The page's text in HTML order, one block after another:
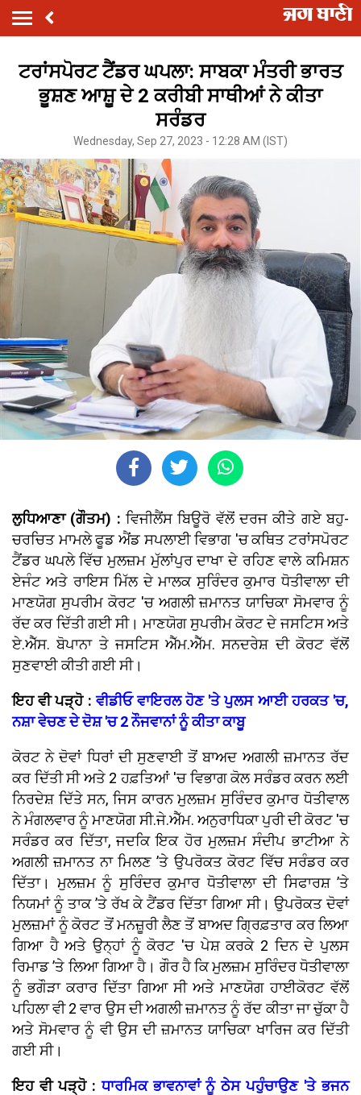
ਟਰਾਂਸਪੋਰਟ ਟੈਂਡਰ ਘਪਲਾ: ਸਾਬਕਾ ਮੰਤਰੀ ਭਾਰਤ
ਭੂਸ਼ਣ ਆਸ਼ੂ ਦੇ 2 ਕਰੀਬੀ ਸਾਥੀਆਂ ਨੇ ਕੀਤਾ
ਸਰੰਡਰ
Wednesday, Sep 27, 2023 - 12:28 AM (IST)
ਲੁਧਿਆਣਾ (ਗੌਤਮ) : ਵਿਜੀਲੈਂਸ ਬਿਊਰੋ ਵੱਲੋਂ ਦਰਜ ਕੀਤੇ ਗਏ ਬਹੁ-
ਚਰਚਿਤ ਮਾਮਲੇ ਫੂਡ ਐਂਡ ਸਪਲਾਈ ਵਿਭਾਗ 'ਚ ਕਥਿਤ ਟਰਾਂਸਪੋਰਟ
ਟੈਂਡਰ ਘਪਲੇ ਵਿੱਚ ਮੁਲਜ਼ਮ ਮੁੱਲਾਂਪੁਰ ਦਾਖਾ ਦੇ ਰਹਿਣ ਵਾਲੇ ਕਮਿਸ਼ਨ
ਏਜੰਟ ਅਤੇ ਰਾਇਸ ਮਿੱਲ ਦੇ ਮਾਲਕ ਸੁਰਿੰਦਰ ਕੁਮਾਰ ਧੋਤੀਵਾਲਾ ਦੀ
ਮਾਣਯੋਗ ਸੁਪਰੀਮ ਕੋਰਟ 'ਚ ਅਗਲੀ ਜ਼ਮਾਨਤ ਯਾਚਿਕਾ ਸੋਮਵਾਰ ਨੂੰ
ਰੱਦ ਕਰ ਦਿੱਤੀ ਗਈ ਸੀ। ਮਾਣਯੋਗ ਸੁਪਰੀਮ ਕੋਰਟ ਦੇ ਜਸਟਿਸ ਅਤੇ
ਏ.ਐੱਸ. ਬੋਪਾਨਾ ਤੇ ਜਸਟਿਸ ਐੱਮ.ਐੱਮ. ਸਨਦਰੇਸ਼ ਦੀ ਕੋਰਟ ਵੱਲੋਂ
ਸੁਣਵਾਈ ਕੀਤੀ ਗਈ ਸੀ।
ਇਹ ਵੀ ਪੜ੍ਹੋ :ਵੀਡੀਓ ਵਾਇਰਲ ਹੋਣ 'ਤੇ ਪੁਲਸ ਆਈ ਹਰਕਤ 'ਚ,
ਨਸ਼ਾ ਵੇਚਣ ਦੇ ਦੋਸ਼ 'ਚ 2 ਨੌਜਵਾਨਾਂ ਨੂੰ ਕੀਤਾ ਕਾਬੂ
ਕੋਰਟ ਨੇ ਦੋਵਾਂ ਧਿਰਾਂ ਦੀ ਸੁਣਵਾਈ ਤੋਂ ਬਾਅਦ ਅਗਲੀ ਜ਼ਮਾਨਤ ਰੱਦ
ਕਰ ਦਿੱਤੀ ਸੀ ਅਤੇ 2 ਹਫ਼ਤਿਆਂ 'ਚ ਵਿਭਾਗ ਕੋਲ ਸਰੰਡਰ ਕਰਨ ਲਈ
ਨਿਰਦੇਸ਼ ਦਿੱਤੇ ਸਨ, ਜਿਸ ਕਾਰਨ ਮੁਲਜ਼ਮ ਸੁਰਿੰਦਰ ਕੁਮਾਰ ਧੋਤੀਵਾਲ
ਨੇ ਮੰਗਲਵਾਰ ਨੂੰ ਮਾਣਯੋਗ ਸੀ.ਜੇ.ਐੱਮ. ਅਨੁਰਾਧਿਕਾ ਪੁਰੀ ਦੀ ਕੋਰਟ 'ਚ
ਸਰੰਡਰ ਕਰ ਦਿੱਤਾ, ਜਦਕਿ ਇਕ ਹੋਰ ਮੁਲਜ਼ਮ ਸੰਦੀਪ ਭਾਟੀਆ ਨੇ
ਅਗਲੀ ਜ਼ਮਾਨਤ ਨਾ ਮਿਲਣ ’ਤੇ ਉਪਰੋਕਤ ਕੋਰਟ ਵਿੱਚ ਸਰੰਡਰ ਕਰ
ਦਿੱਤਾ। ਮੁਲਜ਼ਮ ਨੂੰ ਸੁਰਿੰਦਰ ਕੁਮਾਰ ਧੋਤੀਵਾਲਾ ਦੀ ਸਿਫਾਰਸ਼ ’ਤੇ
ਨਿਯਮਾਂ ਨੂੰ ਤਾਕ ’ਤੇ ਰੱਖ ਕੇ ਟੈਂਡਰ ਦਿੱਤਾ ਗਿਆ ਸੀ। ਉਪਰੋਕਤ ਦੋਵਾਂ
ਮੁਲਜ਼ਮਾਂ ਨੂੰ ਕੋਰਟ ਤੋਂ ਮਨਜ਼ੂਰੀ ਲੈਣ ਤੋਂ ਬਾਅਦ ਗ੍ਰਿਫ਼ਤਾਰ ਕਰ ਲਿਆ
ਗਿਆ ਹੈ ਅਤੇ ਉਨ੍ਹਾਂ ਨੂੰ ਕੋਰਟ 'ਚ ਪੇਸ਼ ਕਰਕੇ 2 ਦਿਨ ਦੇ ਪੁਲਸ
ਰਿਮਾਡ ’ਤੇ ਲਿਆ ਗਿਆ ਹੈ। ਗੌਰ ਹੈ ਕਿ ਮੁਲਜ਼ਮ ਸੁਰਿੰਦਰ ਧੋਤੀਵਾਲਾ
ਨੂੰ ਭਗੌੜਾ ਕਰਾਰ ਦਿੱਤਾ ਗਿਆ ਸੀ ਅਤੇ ਮਾਣਯੋਗ ਹਾਈਕੋਰਟ ਵੱਲੋਂ
ਪਹਿਲਾ ਵੀ 2 ਵਾਰ ਉਸ ਦੀ ਅਗਲੀ ਜ਼ਮਾਨਤ ਨੂੰ ਰੱਦ ਕੀਤਾ ਜਾ ਚੁੱਕਾ ਹੈ
ਅਤੇ ਸੋਮਵਾਰ ਨੂੰ ਵੀ ਉਸ ਦੀ ਜ਼ਮਾਨਤ ਯਾਚਿਕਾ ਖਾਰਿਜ ਕਰ ਦਿੱਤੀ
ਗਈ ਸੀ।
ਇਹ ਵੀ ਪੜ੍ਹੋ :ਧਾਰਮਿਕ ਭਾਵਨਾਵਾਂ ਨੂੰ ਠੇਸ ਪਹੁੰਚਾਉਣ 'ਤੇ ਭਜਨ